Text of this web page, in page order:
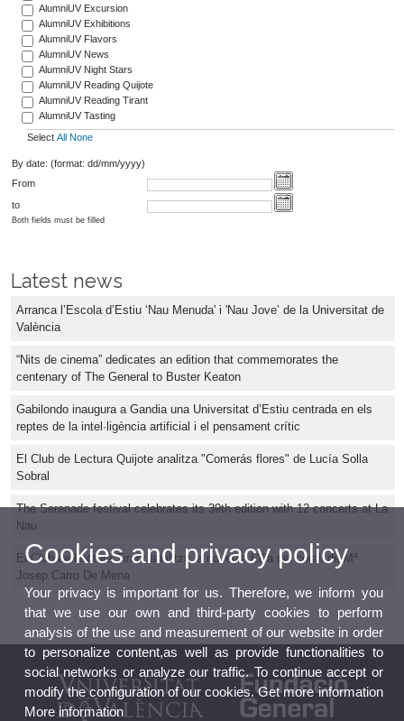
AlumniUV Excursion
AlumniUV Exhibitions
AlumniUV Flavors
AlumniUV News
AlumniUV Night Stars
AlumniUV Reading Quijote
AlumniUV Reading Tirant
AlumniUV Tasting
Select All None
By date: (format: dd/mm/yyyy)
From
to
Both fields must be filled
Latest news
Arranca l’Escola d’Estiu ‘Nau Menuda' i 'Nau Jove’ de la Universitat de
València
“Nits de cinema” dedicates an edition that commemorates the
centenary of The General to Buster Keaton
Gabilondo inaugura a Gandia una Universitat d’Estiu centrada en els
reptes de la intel·ligència artificial i el pensament crític
El Club de Lectura Quijote analitza "Comerás flores" de Lucía Solla
Sobral
The Serenade festival celebrates its 39th edition with 12 concerts at La
Nau
El Club de Lectura Tirant analitza la novel·la L'illa del corall de Mª
Josep Carro De Mena
Cookies and privacy policy
Your privacy is important for us. Therefore, we inform you
that we use our own and third-party cookies to perform
analysis of the use and measurement of our website in order
to personalize content,as well as provide functionalities to
social networks or analyze our traffic. To continue accept or
modify the configuration of our cookies. Get more information
More information